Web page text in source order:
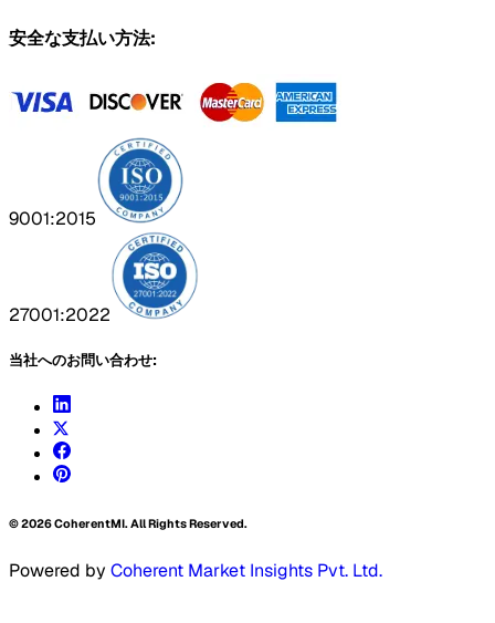
安全な支払い方法:
9001:2015
27001:2022
当社へのお問い合わせ:
©2026CoherentMI. All Rights Reserved.
Powered by Coherent Market Insights Pvt. Ltd.